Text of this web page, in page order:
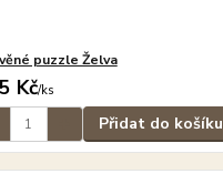
puzzle Želva
Kč/ks
Přidat do košíku